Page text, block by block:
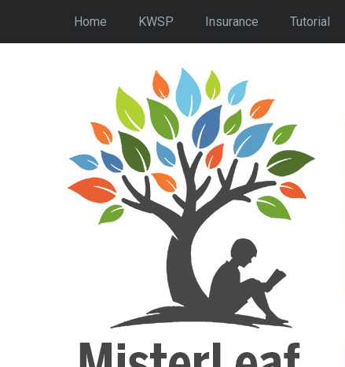
Home KWSP Insurance Tutorial